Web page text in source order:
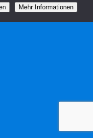
Mehr Informationen